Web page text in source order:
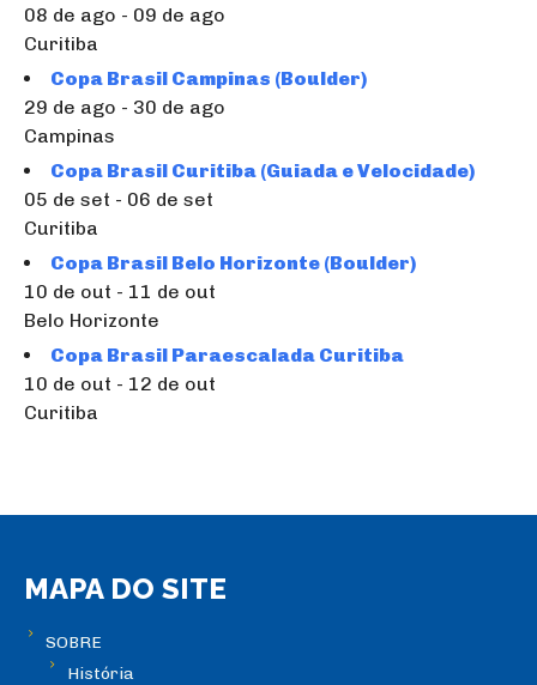
08 de ago - 09 de ago
Curitiba
Copa Brasil Campinas (Boulder)
29 de ago - 30 de ago
Campinas
Copa Brasil Curitiba (Guiada e Velocidade)
05 de set - 06 de set
Curitiba
Copa Brasil Belo Horizonte (Boulder)
10 de out - 11 de out
Belo Horizonte
Copa Brasil Paraescalada Curitiba
10 de out - 12 de out
Curitiba
MAPA DO SITE
SOBRE
História